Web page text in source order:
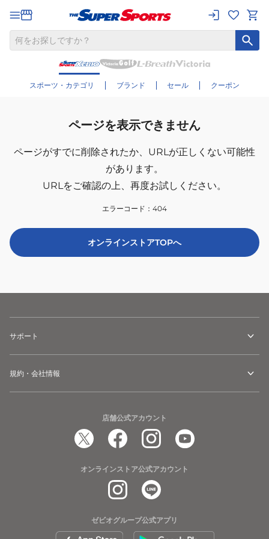
スポーツ・カテゴリ ブランド セール クーポン
ページを表示できません
ページがすでに削除されたか、 URLが正しくない可能性
があります。
URLをご確認の上、再度お試しください。
エラーコード： 404
オンラインストアTOPへ
サポート
規約・会社情報
店舗公式アカウント
オンラインストア公式アカウント
ゼビオグループ公式アプリ